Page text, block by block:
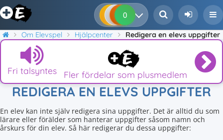
0 0 0
Om Elevspel Hjälpcenter Redigera en elevs uppgifter
Fri talsyntes Fler fördelar som plusmedlem
REDIGERA EN ELEVS UPPGIFTER
En elev kan inte själv redigera sina uppgifter. Det är alltid du som
lärare eller förälder som hanterar uppgifter såsom namn och
årskurs för din elev. Så här redigerar du dessa uppgifter: